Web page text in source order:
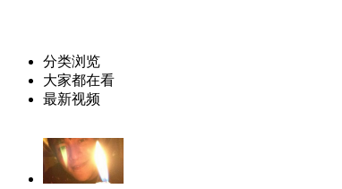
分类浏览
大家都在看
最新视频